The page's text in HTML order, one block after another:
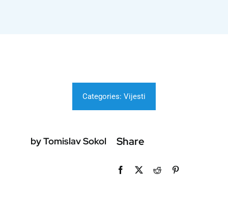
Categories: Vijesti
by Tomislav Sokol Share